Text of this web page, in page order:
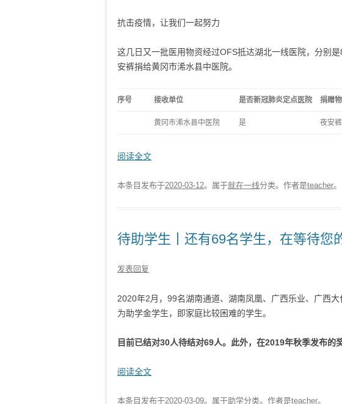
抗击疫情，让我们一起努力
这几日又一批医用物资经过OFS抵达湖北一线医院，分别
安裤捐给黄冈市浠水县中医院。
序号 接收单位 是否新冠肺炎定点医院 捐赠
黄冈市浠水县中医院 是 夜安
阅读全文
本条目发布于2020-03-12。属于就在一线分类。 作者是teacher。
待助学生丨还有69名学生，在等待您
发表回复
2020年2月，99名湖南通道、湖南凤凰、广西乐业、广西
为助学金学生，即家庭比较困难的学生。
目前已结对30人待结对69人。此外，在2019年秋季发布的
阅读全文
本条目发布于2020-03-09。属于助学分类。 作者是teacher。